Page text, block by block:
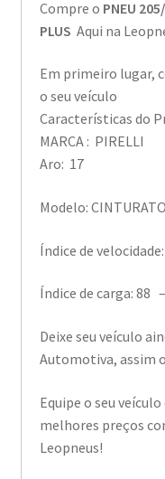
Compre o PNEU
PLUS Aqui na
Em primeiro lugar,
o seu veículo
Características do
MARCA : PIRELLI
Aro: 17
Modelo:
Índice de
Índice de carga: 88
Deixe seu veículo
Automotiva, assim
Equipe o seu
melhores preços
Leopneus!